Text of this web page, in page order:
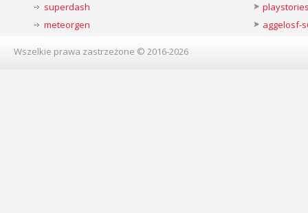
superdash
meteorgen
aggelosf-
Wszelkie prawa zastrzeżone © 2016-2026